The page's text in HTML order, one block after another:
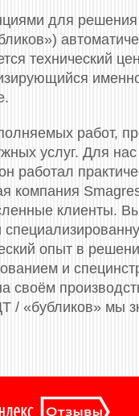
для
технический
работ,
услуг. Для
работал
компания
клиенты.
опыт в
и
своём
/ «бубликов» мы